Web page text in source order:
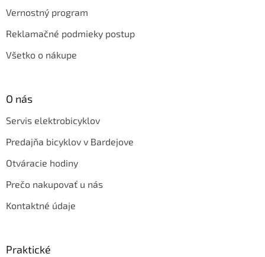
Vernostný program
Reklamačné podmieky postup
Všetko o nákupe
O nás
Servis elektrobicyklov
Predajňa bicyklov v Bardejove
Otváracie hodiny
Prečo nakupovať u nás
Kontaktné údaje
Praktické